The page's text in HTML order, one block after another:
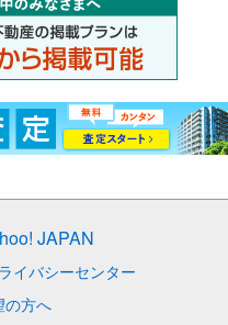
JAPAN
イバシーセンター
の方へ